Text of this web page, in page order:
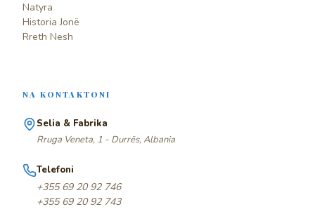
Natyra
Historia Jonë
Rreth Nesh
NA KONTAKTONI
Selia & Fabrika
Rruga Veneta, 1 - Durrës, Albania
Telefoni
+355 69 20 92 746
+355 69 20 92 743